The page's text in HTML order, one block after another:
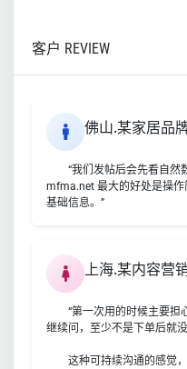
客户 REVIEW
佛山.某家居品
“我们发帖后会先看自然
mfma.net 最大的好处是操
基础信息。”
上海.某内容营
“第一次用的时候主要担
继续问，至少不是下单后就没
这种可持续沟通的感觉，